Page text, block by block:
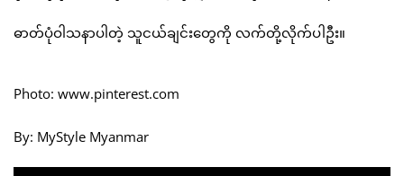
ဓာတ်ပုံဝါသနာပါတဲ့ သူငယ်ချင်းတွေကို လက်တို့လိုက်ပါဦး။
Photo: www.pinterest.com
By: MyStyle Myanmar